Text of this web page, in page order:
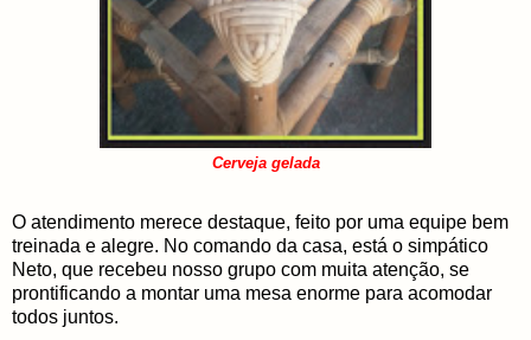
Cerveja gelada
O atendimento merece destaque, feito por uma equipe bem
treinada e alegre. No comando da casa, está o simpático
Neto, que recebeu nosso grupo com muita atenção, se
prontificando a montar uma mesa enorme para acomodar
todos juntos.